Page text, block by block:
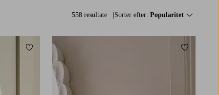
558 resultate Sorter efter: Popularitet
Tilføj til favoritter Tilføj til